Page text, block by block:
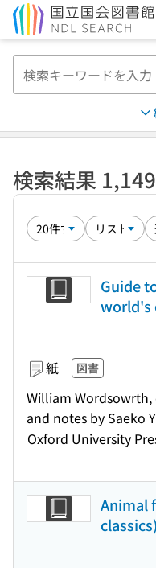
検索結果
Guide
world's
紙 図書
William
and notes by Saeko
Oxford University
Animal
classics)